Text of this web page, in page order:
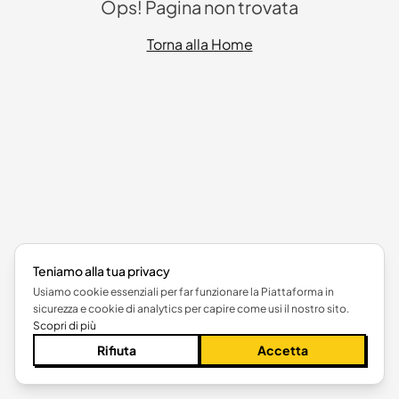
Ops! Pagina non trovata
Torna alla Home
Teniamo alla tua privacy
Usiamo cookie essenziali per far funzionare la Piattaforma in
sicurezza e cookie di analytics per capire come usi il nostro sito.
Scopri di più
Rifiuta Accetta